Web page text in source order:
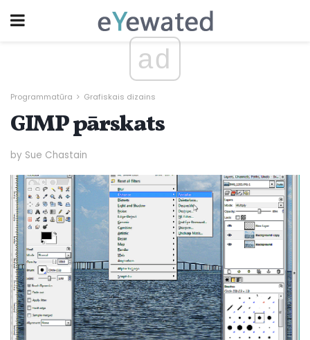
ad
Programmatūra Grafiskais dizains
GIMP pārskats
by Sue Chastain